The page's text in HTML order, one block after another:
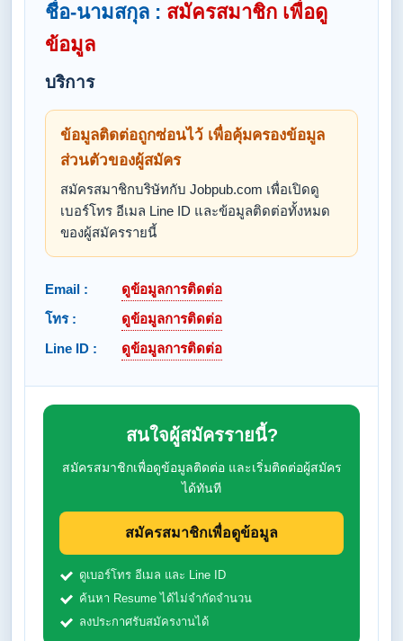
ชื่อ-นามสกุล : สมัครสมาชิก เพื่อดู
ข้อมูล
บริการ
ข้อมูลติดต่อถูกซ่อนไว้ เพื่อคุ้มครองข้อมูล
ส่วนตัวของผู้สมัคร
สมัครสมาชิกบริษัทกับ Jobpub.com เพื่อเปิดดู
เบอร์โทร อีเมล Line ID และข้อมูลติดต่อทั้งหมด
ของผู้สมัครรายนี้
Email :
ดูข้อมูลการติดต่อ
โทร :
ดูข้อมูลการติดต่อ
Line ID :
ดูข้อมูลการติดต่อ
สนใจผู้สมัครรายนี้?
สมัครสมาชิกเพื่อดูข้อมูลติดต่อ และเริ่มติดต่อผู้สมัคร
ได้ทันที
สมัครสมาชิกเพื่อดูข้อมูล
ดูเบอร์โทร อีเมล และ Line ID
ค้นหา Resume ได้ไม่จำกัดจำนวน
ลงประกาศรับสมัครงานได้